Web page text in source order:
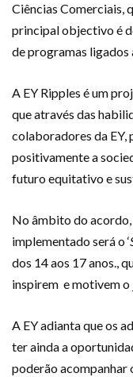
Ciências Comerciais,
principal objectivo é
de programas ligados
A EY Ripples é um
que através das
colaboradores da EY,
positivamente a
futuro equitativo e
No âmbito do
implementado será o ‘
dos 14 aos 17 anos.,
inspirem e motivem
A EY adianta que os
ter ainda a
poderão acompanhar